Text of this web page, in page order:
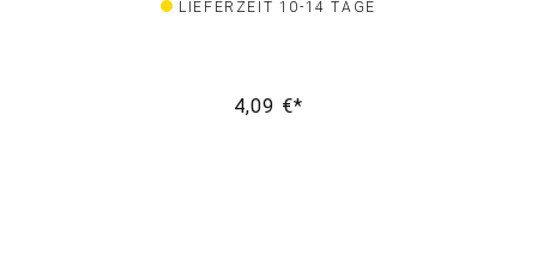
LIEFERZEIT 10-14 TAGE
4,09 €*